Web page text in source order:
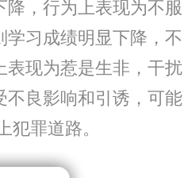
，行为上表现为不服
学习成绩明显下降，不
表现为惹是生非，干扰
不良影响和引诱，可能
罪道路。